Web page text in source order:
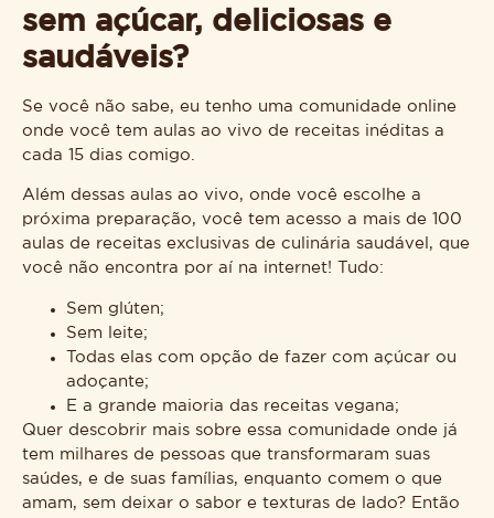
sem açúcar, deliciosas e
saudáveis?
Se você não sabe, eu tenho uma comunidade online
onde você tem aulas ao vivo de receitas inéditas a
cada 15 dias comigo.
Além dessas aulas ao vivo, onde você escolhe a
próxima preparação, você tem acesso a mais de 100
aulas de receitas exclusivas de culinária saudável, que
você não encontra por aí na internet! Tudo:
Sem glúten;
Sem leite;
Todas elas com opção de fazer com açúcar ou
adoçante;
E a grande maioria das receitas vegana;
Quer descobrir mais sobre essa comunidade onde já
tem milhares de pessoas que transformaram suas
saúdes, e de suas famílias, enquanto comem o que
amam, sem deixar o sabor e texturas de lado? Então